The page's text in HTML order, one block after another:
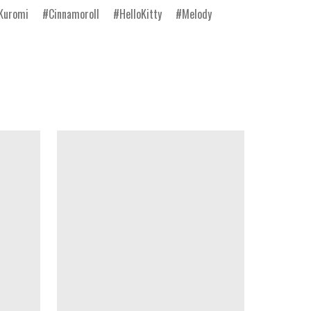
Cinnamoroll HelloKitty Melody